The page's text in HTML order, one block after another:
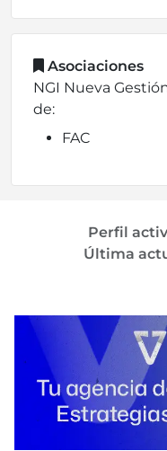
Asociaciones
NGI Nueva
de:
FAC
Perfil
Última